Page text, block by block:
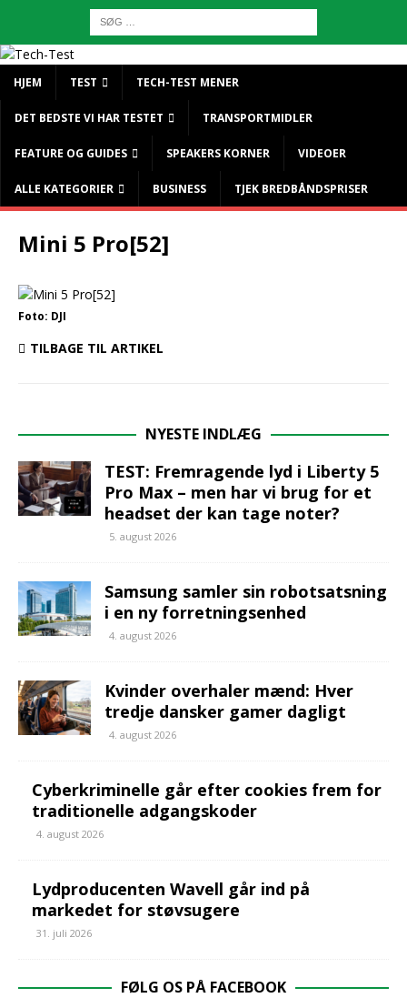
HJEM TEST TECH-TEST MENER
DET BEDSTE VI HAR TESTET TRANSPORTMIDLER
FEATURE OG GUIDES SPEAKERS KORNER VIDEOER
ALLE KATEGORIER BUSINESS TJEK BREDBÅNDSPRISER
Mini 5 Pro[52]
Foto: DJI
TILBAGE TIL ARTIKEL
NYESTE INDLÆG
TEST: Fremragende lyd i Liberty 5
Pro Max – men har vi brug for et
headset der kan tage noter?
5. august 2026
Samsung samler sin robotsatsning
i en ny forretningsenhed
4. august 2026
Kvinder overhaler mænd: Hver
tredje dansker gamer dagligt
4. august 2026
Cyberkriminelle går efter cookies frem for
traditionelle adgangskoder
4. august 2026
Lydproducenten Wavell går ind på
markedet for støvsugere
31. juli 2026
FØLG OS PÅ FACEBOOK